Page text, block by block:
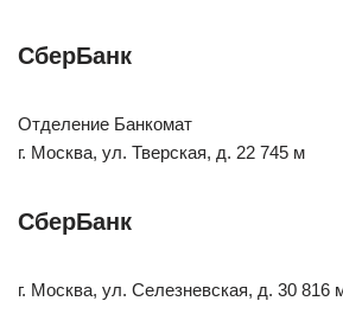
СберБанк
Отделение Банкомат
г. Москва, ул. Тверская, д. 22 745 м
СберБанк
г. Москва, ул. Селезневская, д. 30 816